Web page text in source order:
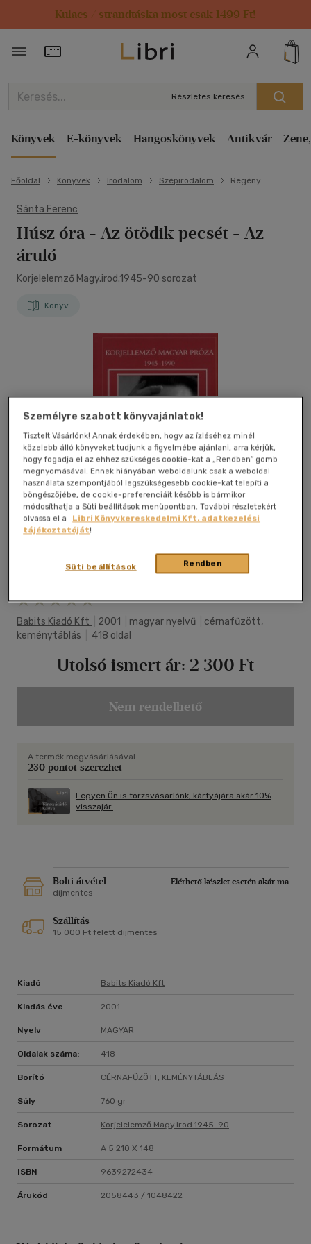
Kulacs / strandtáska most csak 1499 Ft!
Törzsvásárlói Kártya adatai
Részletes keresés
Könyvek E-könyvek Hangoskönyvek Antikvár
Főoldal Könyvek Irodalom Szépirodalom Regény
Sánta Ferenc
Húsz óra - Az ötödik pecsét - Az
áruló
Korjelelemző Magy.irod.1945-90 sorozat
Könyv
Kívánságlistához adom Megosztom
Babits Kiadó Kft 2001 magyar nyelvű
cérnafűzött,
keménytáblás
418 oldal
Utolsó ismert ár: 2 300 Ft
Nem rendelhető
A termék megvásárlásával
230 pontot szerezhet
Legyen Ön is törzsvásárlónk, kártyájára akár 10%
visszajár.
Bolti átvétel
Elérhető készlet esetén akár ma
díjmentes
Szállítás
15 000 Ft felett díjmentes
Kiadó Babits Kiadó Kft
Kiadás éve 2001
Nyelv MAGYAR
Oldalak száma: 418
Borító CÉRNAFŰZÖTT, KEMÉNYTÁBLÁS
Súly 760 gr
Sorozat Korjelelemző Magy.irod.1945-90
Formátum A 5 210 X 148
ISBN 9639272434
Árukód 2058443 / 1048422
Személyre szabott könyvajánlatok!
Tisztelt Vásárlónk! Annak érdekében, hogy az ízléséhez minél
közelebb álló könyveket tudjunk a figyelmébe ajánlani, arra kérjük,
hogy fogadja el az ehhez szükséges cookie-kat a „Rendben” gomb
megnyomásával. Ennek hiányában weboldalunk csak a weboldal
használata szempontjából legszükségesebb cookie-kat telepíti a
böngészőjébe, de cookie-preferenciáit később is bármikor
módosíthatja a Süti beállítások menüpontban. További részletekért
olvassa el a
Libri Könyvkereskedelmi Kft. adatkezelési
tájékoztatóját!
Rendben
Süti beállítások